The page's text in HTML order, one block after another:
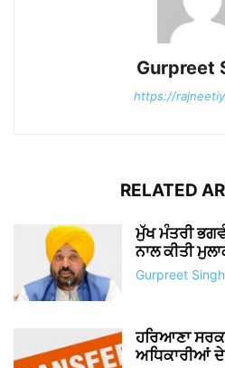
Gurpreet
https://
RELATED
ਮੁੱਖ ਮੰਤਰੀ
ਨਾਲ ਕੀਤੀ
Gurpreet Singh
ਹਰਿਆਣਾ
ਅਧਿਕਾਰੀਆਂ